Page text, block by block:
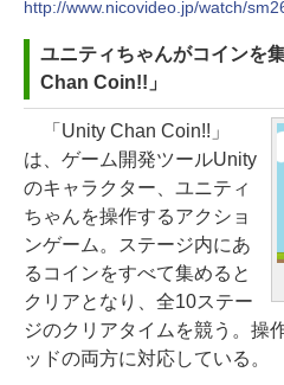
ク：AI
モリ、
ime HD
ィゴ + 3
インチ
ウンロー
￥
tomtoc
む】 【
￥1,300
Roblox
x 【限定
む】 【
ロブロ
￥3,200
1冊です
とWebデ
￥1,292
科書: 非
も安心
スプレイ
ー、広告
ク
￥27,980
B) 7イン
ライト
広告なし
http://www.nicovideo.jp/watch/
ユニティちゃんがコインを
Chan Coin!!」
「Unity Chan Coin!!」
は、ゲーム開発ツールUnity
のキャラクター、ユニティ
ちゃんを操作するアクショ
ンゲーム。ステージ内にあ
るコインをすべて集めると
クリアとなり、全10ステー
ジのクリアタイムを競う。操
ッドの両方に対応している。